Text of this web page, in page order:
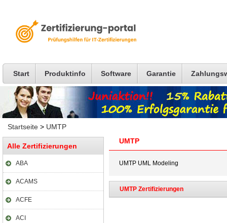
Start Produktinfo Software Garantie
Startseite > UMTP
Alle Zertifizierungen
ABA
ACAMS
ACFE
ACI
UMTP
UMTP UML Modeling
UMTP Zertifizierungen